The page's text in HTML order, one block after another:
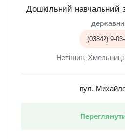
Дошкільний навчальний
(03842) 9-
Нетішин,
вул.